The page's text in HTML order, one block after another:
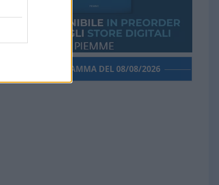
PORROGRAMMA DEL 08/08/2026